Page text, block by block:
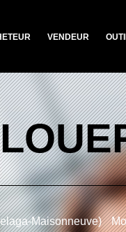
VENDEUR
Maisonneuve)